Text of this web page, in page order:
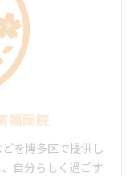
福岡院
を博多区で提供し
自分らしく過ごす